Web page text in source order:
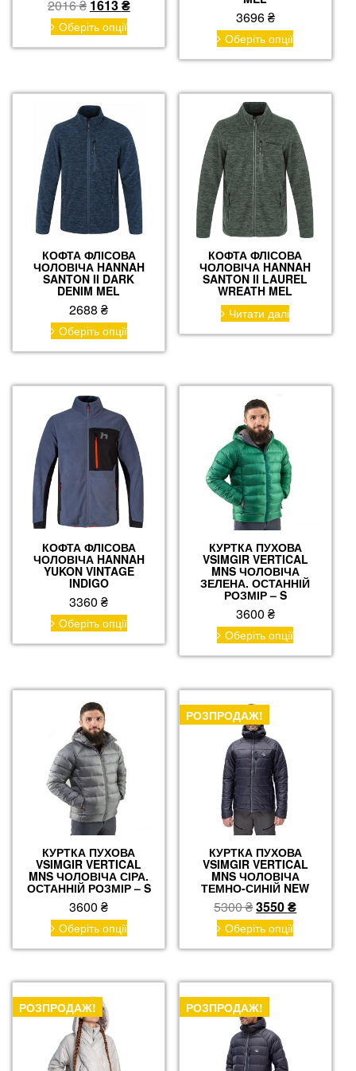
2016₴ Оригінальна
ціна:
2016 ₴.
1613₴Поточна
Оберіть опціїЦей
товар
має
вибрати
на
сторінці
товару
3696₴
Оберіть опціїЦей
товар
має
варіантів.
можна
вибрати
на
сторінці
товару
КОФТА ФЛІСОВА
ЧОЛОВІЧА HANNAH
SANTON II DARK
DENIM MEL
2688₴
Оберіть опціїЦей
товар
має
варіантів.
можна
вибрати
на
сторінці
товару
КОФТА ФЛІСОВА
ЧОЛОВІЧА HANNAH
SANTON II LAUREL
WREATH MEL
Читати далі
КОФТА ФЛІСОВА
ЧОЛОВІЧА HANNAH
YUKON VINTAGE
INDIGO
3360₴
Оберіть опціїЦей
товар
має
товару
КУРТКА ПУХОВА
VSIMGIR VERTICAL
MNS ЧОЛОВІЧА
ЗЕЛЕНА. ОСТАННІЙ
РОЗМІР – S
3600 ₴
Оберіть опціїЦей
товар
має
варіантів.
КУРТКА ПУХОВА
VSIMGIR VERTICAL
MNS ЧОЛОВІЧА СІРА.
ОСТАННІЙ РОЗМІР – S
3600₴
Оберіть опціїЦей
товар
має
варіантів.
Параметри
РОЗПРОДАЖ!
КУРТКА ПУХОВА
VSIMGIR VERTICAL
MNS ЧОЛОВІЧА
ТЕМНО-СИНІЙ NEW
5300₴Оригінальна
ціна:
5300 ₴.
3550₴Поточна
Оберіть опціїЦей
товар
має
варіантів.
РОЗПРОДАЖ! РОЗПРОДАЖ!